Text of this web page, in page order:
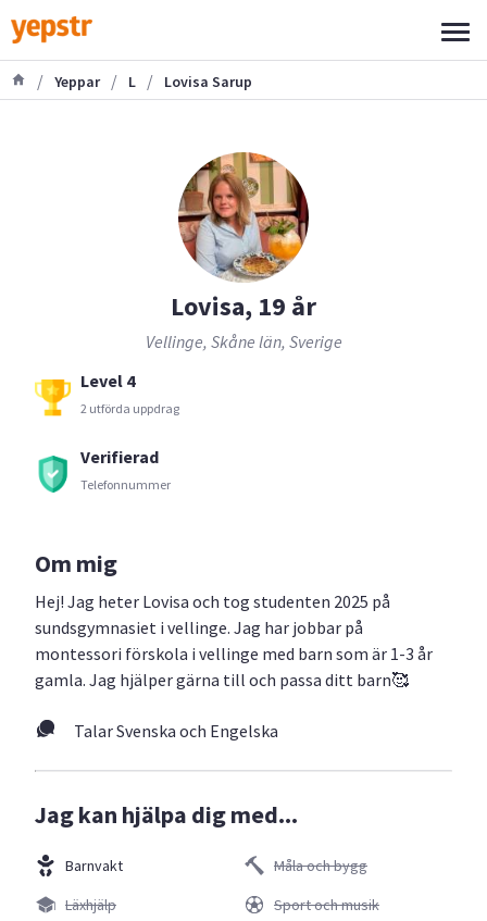
/ Yeppar / L / Lovisa Sarup
Lovisa, 19 år
Vellinge, Skåne län, Sverige
Level 4
2 utförda uppdrag
Verifierad
Telefonnummer
Om mig
Hej! Jag heter Lovisa och tog studenten 2025 på
sundsgymnasiet i vellinge. Jag har jobbar på
montessori förskola i vellinge med barn som är 1-3 år
gamla. Jag hjälper gärna till och passa ditt barn🥰
Talar Svenska och Engelska
Jag kan hjälpa dig med...
Barnvakt
Läxhjälp
Måla och bygg
Sport och musik